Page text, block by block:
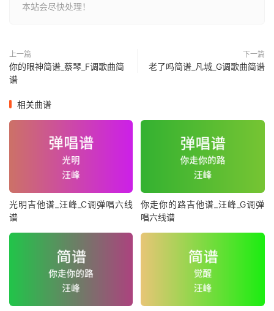
本站会尽快处理！
上一篇
你的眼神简谱_蔡琴_F调歌曲简
谱
下一篇
老了吗简谱_凡城_G调歌曲简谱
相关曲谱
光明吉他谱_汪峰_C调弹唱六线
谱
你走你的路吉他谱_汪峰_G调弹
唱六线谱